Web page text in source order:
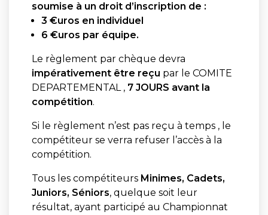
soumise à un droit d’inscription de :
3 €uros en individuel
6 €uros par équipe.
Le règlement par chèque devra
impérativement être reçu par le COMITE
DEPARTEMENTAL , 7 JOURS avant la
compétition.
Si le règlement n’est pas reçu à temps , le
compétiteur se verra refuser l’accès à la
compétition.
Tous les compétiteurs Minimes, Cadets,
Juniors, Séniors, quelque soit leur
résultat, ayant participé au Championnat